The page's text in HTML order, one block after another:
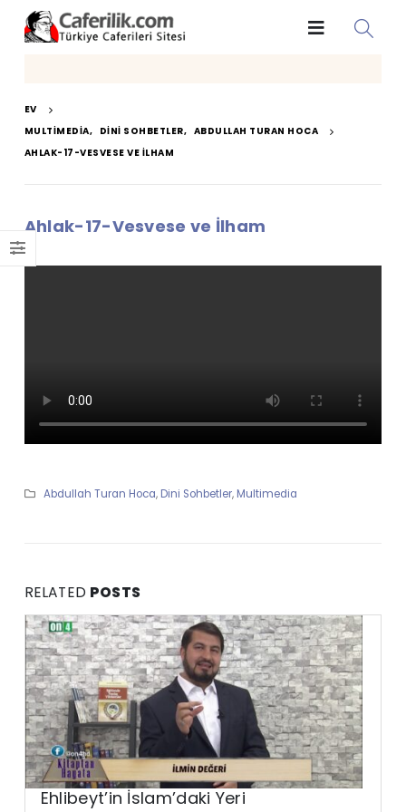
EV
MULTIMEDIA, DINI SOHBETLER, ABDULLAH TURAN HOCA
AHLAK-17-VESVESE VE İLHAM
Ahlak-17-Vesvese ve İlham
Abdullah Turan Hoca, Dini Sohbetler, Multimedia
RELATED POSTS
Ehlibeyt’in İslam’daki Yeri